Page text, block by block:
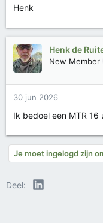
Henk
Henk de
New Member
30 jun 2026
Ik bedoel een MTR 16
Je moet ingelogd zijn
Deel: LinkedIn